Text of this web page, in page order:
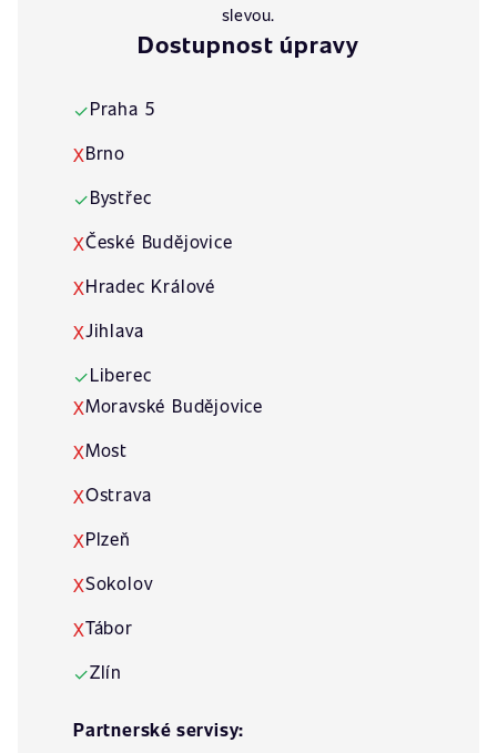
slevou.
Dostupnost úpravy
✓Praha 5
XBrno
✓Bystřec
XČeské Budějovice
XHradec Králové
XJihlava
✓Liberec
XMoravské Budějovice
XMost
XOstrava
XPlzeň
XSokolov
XTábor
✓Zlín
Partnerské servisy: